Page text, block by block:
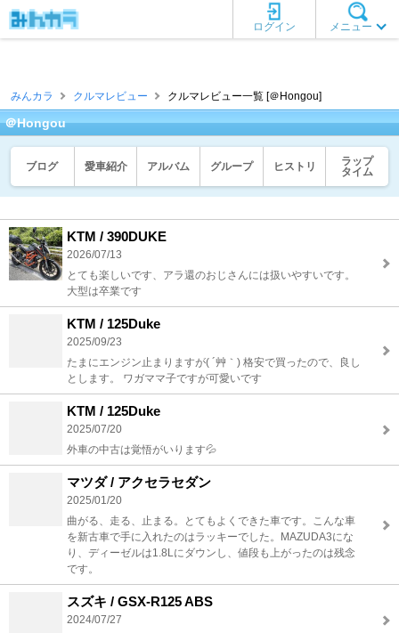
メニュー
ログイン
みんカラ クルマレビュー クルマレビュー一覧 [＠Hongou]
＠Hongou
ブログ 愛車紹介 アルバム グループ ヒストリ
ラップ
タイム
KTM / 390DUKE
2026/07/13
とても楽しいです、アラ還のおじさんには扱いやすいです。
大型は卒業です
KTM / 125Duke
2025/09/23
たまにエンジン止まりますが( ´艸｀) 格安で買ったので、良し
とします。 ワガママ子ですが可愛いです
KTM / 125Duke
2025/07/20
外車の中古は覚悟がいります💦
マツダ / アクセラセダン
2025/01/20
曲がる、走る、止まる。とてもよくできた車です。こんな車
を新古車で手に入れたのはラッキーでした。MAZUDA3にな
り、ディーゼルは1.8Lにダウンし、値段も上がったのは残念
です。
スズキ / GSX-R125 ABS
2024/07/27